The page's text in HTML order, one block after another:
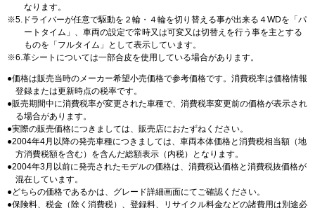
なります。
5.ドライバーが任意で駆動を２輪・４輪を切り替える事が出来る４WDを「パ
ートタイム」、車両の設定で常時又は可変又は切替えを行う事を主とする
ものを「フルタイム」として表示しています。
6.革シートについては一部合皮を使用している場合があります。
価格は販売当時のメーカー希望小売価格で参考価格です。消費税率は価格情報
登録または更新時点の税率です。
販売期間中に消費税率が変更された車種で、消費税率変更前の価格が表示され
る場合があります。
実際の販売価格につきましては、販売店におたずねください。
2004年4月以降の発売車種につきましては、車両本体価格と消費税相当額（地
方消費税額を含む）を含んだ総額表示（内税）となります。
2004年3月以前に発売されたモデルの価格は、消費税込価格と消費税抜価格が
混在しています。
どちらの価格であるかは、グレード詳細画面にてご確認ください。
保険料、税金（除く消費税）、登録料、リサイクル料金などの諸費用は別途必